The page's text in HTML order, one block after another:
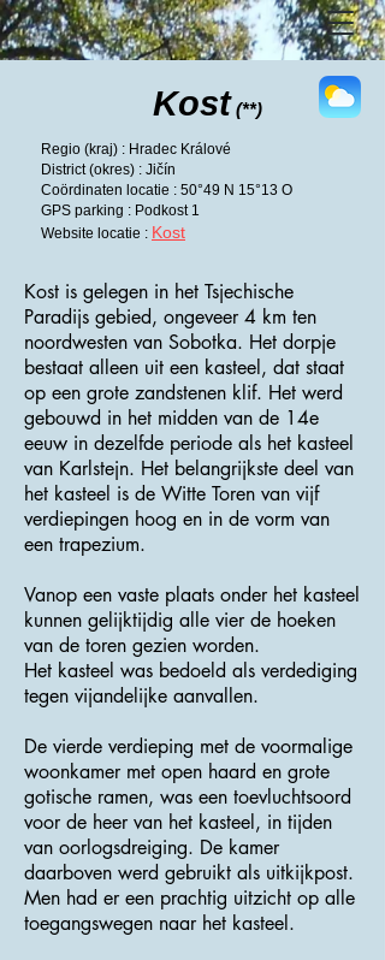
Kost (**)
Regio (kraj) : Hradec Králové
District (okres) : Jičín
Coördinaten locatie : 50°49 N 15°13 O
GPS parking : Podkost 1
Website locatie : Kost
Kost is gelegen in het Tsjechische
Paradijs gebied, ongeveer 4 km ten
noordwesten van Sobotka. Het dorpje
bestaat alleen uit een kasteel, dat staat
op een grote zandstenen klif. Het werd
gebouwd in het midden van de 14e
eeuw in dezelfde periode als het kasteel
van Karlstejn. Het belangrijkste deel van
het kasteel is de Witte Toren van vijf
verdiepingen hoog en in de vorm van
een trapezium.
Vanop een vaste plaats onder het kasteel
kunnen gelijktijdig alle vier de hoeken
van de toren gezien worden.
Het kasteel was bedoeld als verdediging
tegen vijandelijke aanvallen.
De vierde verdieping met de voormalige
woonkamer met open haard en grote
gotische ramen, was een toevluchtsoord
voor de heer van het kasteel, in tijden
van oorlogsdreiging. De kamer
daarboven werd gebruikt als uitkijkpost.
Men had er een ​​prachtig uitzicht op alle
toegangswegen naar het kasteel.